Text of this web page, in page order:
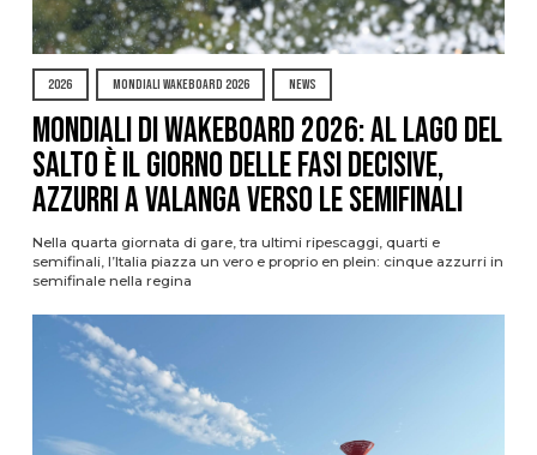
2026 MONDIALI WAKEBOARD 2026 NEWS
Mondiali di Wakeboard 2026: al Lago del
Salto è il giorno delle fasi decisive,
azzurri a valanga verso le semifinali
Nella quarta giornata di gare, tra ultimi ripescaggi, quarti e
semifinali, l’Italia piazza un vero e proprio en plein: cinque azzurri in
semifinale nella regina